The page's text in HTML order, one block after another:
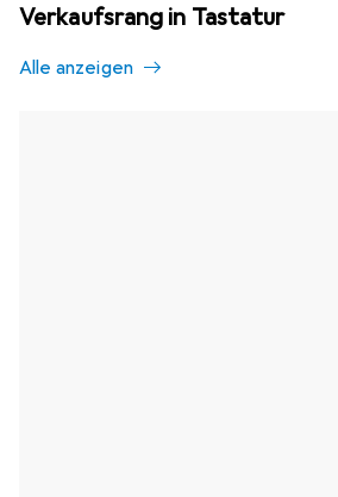
Verkaufsrang in Tastatur
Alle anzeigen